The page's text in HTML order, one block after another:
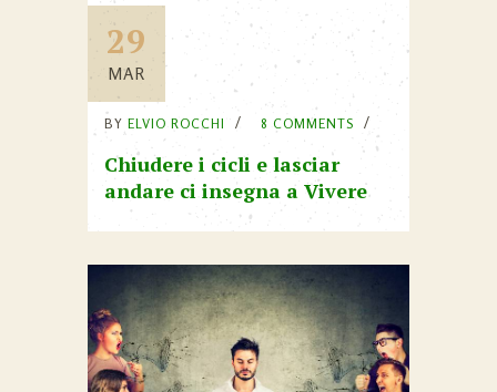
29
MAR
BY ELVIO ROCCHI 8 COMMENTS
Chiudere i cicli e lasciar
andare ci insegna a Vivere